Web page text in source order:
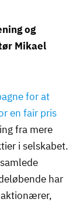
og
Mikael
for at
en fair pris
fra mere
i selskabet.
har